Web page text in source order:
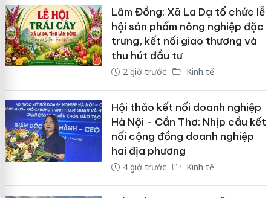
Lâm Đồng: Xã La Dạ tổ chức lễ
hội sản phẩm nông nghiệp đặc
trưng, kết nối giao thương và
thu hút đầu tư
2 giờ trước Kinh tế
Hội thảo kết nối doanh nghiệp
Hà Nội - Cần Thơ: Nhịp cầu kết
nối cộng đồng doanh nghiệp
hai địa phương
4 giờ trước Kinh tế